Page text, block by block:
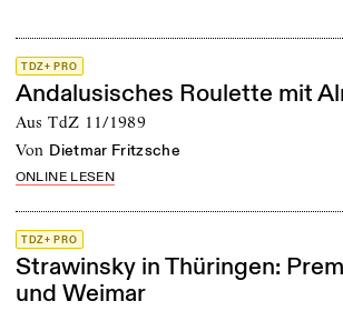
TDZ+ PRO
Andalusisches Roulette mit
Aus TdZ 11/1989
von Dietmar Fritzsche
ONLINE LESEN
TDZ+ PRO
Strawinsky in Thüringen:
und Weimar